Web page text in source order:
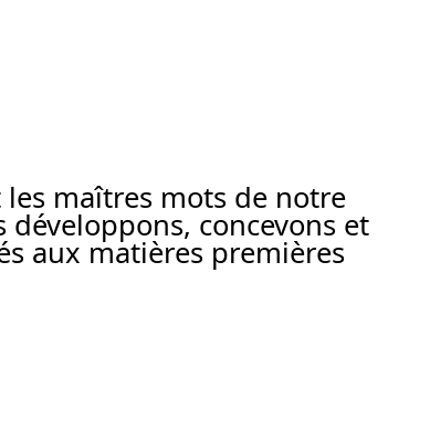
maîtres mots de notre
concevons et
aux matières premières